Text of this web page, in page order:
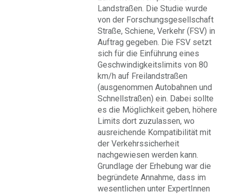
Landstraßen. Die Studie wurde
von der Forschungsgesellschaft
Straße, Schiene, Verkehr (FSV) in
Auftrag gegeben. Die FSV setzt
sich für die Einführung eines
Geschwindigkeitslimits von 80
km/h auf Freilandstraßen
(ausgenommen Autobahnen und
Schnellstraßen) ein. Dabei sollte
es die Möglichkeit geben, höhere
Limits dort zuzulassen, wo
ausreichende Kompatibilität mit
der Verkehrssicherheit
nachgewiesen werden kann.
Grundlage der Erhebung war die
begründete Annahme, dass im
wesentlichen unter ExpertInnen